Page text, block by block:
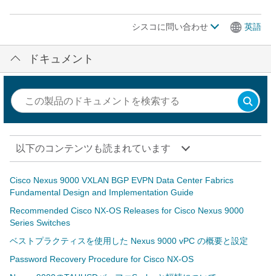
シスコに問い合わせ 英語
ドキュメント
以下のコンテンツも読まれています
Cisco Nexus 9000 VXLAN BGP EVPN Data Center Fabrics
Fundamental Design and Implementation Guide
Recommended Cisco NX-OS Releases for Cisco Nexus 9000
Series Switches
ベストプラクティスを使用した Nexus 9000 vPC の概要と設定
Password Recovery Procedure for Cisco NX-OS